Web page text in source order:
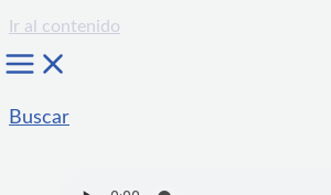
Ir al contenido
Buscar